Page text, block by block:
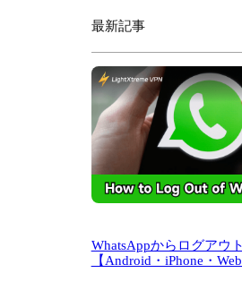
最新記事
WhatsAppからログアウ
【Android・iPhone・Web